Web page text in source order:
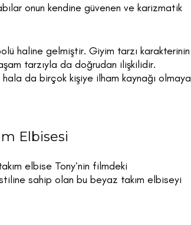
onun kendine güvenen ve karizmatik
haline gelmiştir. Giyim tarzı karakterinin
tarzıyla da doğrudan ilişkilidir.
da birçok kişiye ilham kaynağı olmaya
Elbisesi
elbise Tony’nin filmdeki
sahip olan bu beyaz takım elbiseyi